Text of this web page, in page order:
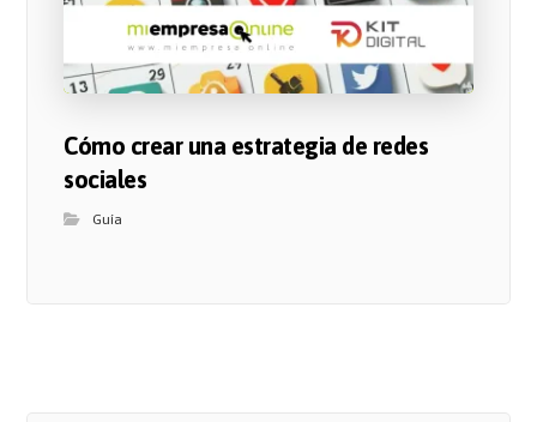
Cómo crear una estrategia de redes
sociales
Guía